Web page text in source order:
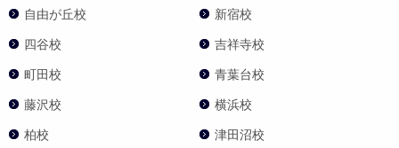
自由が丘校 新宿校
四谷校 吉祥寺校
町田校 青葉台校
藤沢校 横浜校
柏校 津田沼校